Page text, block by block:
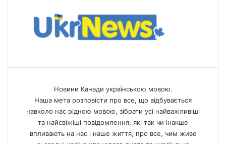
Новини Канади українською мовою.
Наша мета розповісти про все, що відбувається
навколо нас рідною мовою, зібрати усі найважливіші
та найсвіжіші повідомлення, які так чи інакше
впливають на нас і наше життя, про все, чим живе